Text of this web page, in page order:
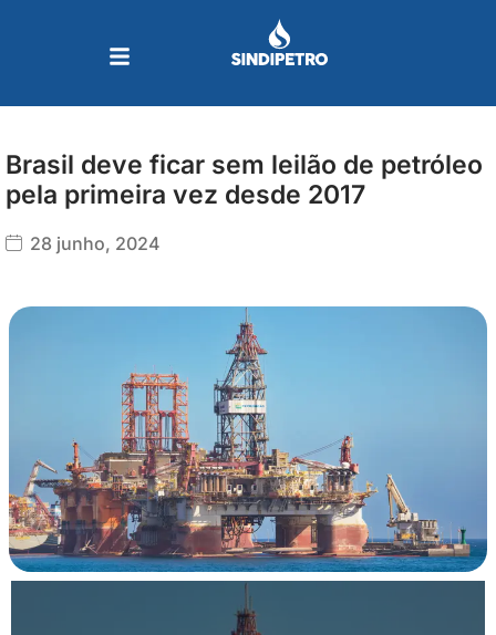
Brasil deve ficar sem leilão de petróleo
pela primeira vez desde 2017
28 junho, 2024